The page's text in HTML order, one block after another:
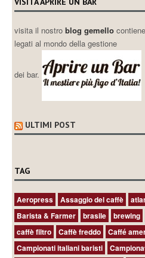
visita il nostroblog gemello
legati al mondo della gestione
dei bar.
ULTIMI POST
TAG
Aeropress Assaggio del caffè
Barista & Farmer
brasile brewing
caffè filtro
Caffè freddo Caffé
Campionati italiani baristi